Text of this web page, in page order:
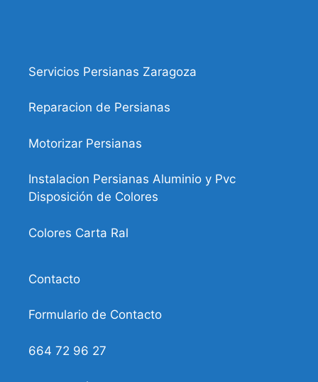
Servicios Persianas Zaragoza
Reparacion de Persianas
Motorizar Persianas
Instalacion Persianas Aluminio y Pvc
Disposición de Colores
Colores Carta Ral
Contacto
Formulario de Contacto
664 72 96 27